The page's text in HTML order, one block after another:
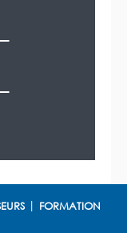
FORMATION